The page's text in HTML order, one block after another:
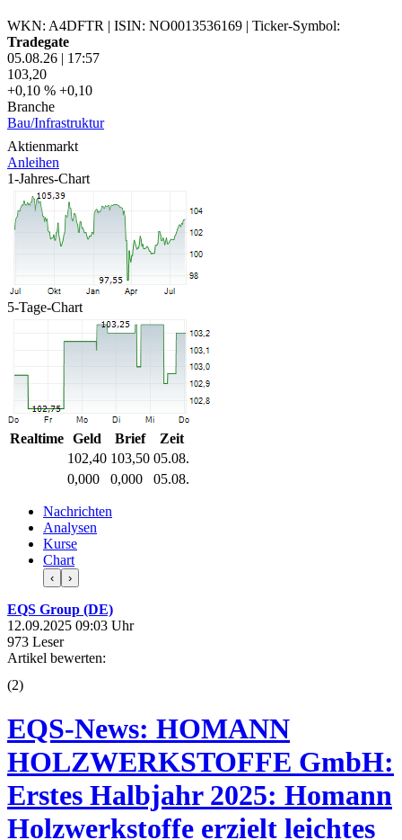
WKN: A4DFTR | ISIN: NO0013536169 | Ticker-Symbol:
Tradegate
05.08.26 | 17:57
103,20
+0,10 % +0,10
Branche
Bau/Infrastruktur
Aktienmarkt
Anleihen
1-Jahres-Chart
5-Tage-Chart
Realtime Geld Brief
Zeit
102,40 103,50 05.08.
0,000
0,000 05.08.
Nachrichten
Analysen
Kurse
Chart
‹ ›
EQS Group (DE)
12.09.2025 09:03 Uhr
973 Leser
Artikel bewerten:
(2)
EQS-News: HOMANN
HOLZWERKSTOFFE GmbH:
Erstes Halbjahr 2025: Homann
Holzwerkstoffe erzielt leichtes